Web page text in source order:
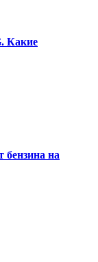
Какие
бензина на